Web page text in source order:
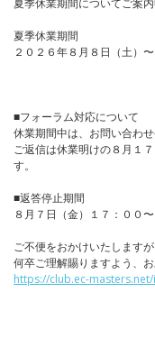
夏季休業期間
２０２６年８月８日（土）〜
■フォーラム対応について
休業期間中は、お問い合わ
ご返信は休業明けの８月１
す。
■返答停止期間
８月７日（金）１７：００
ご不便をおかけいたしますが
何卒ご理解賜りますよう、お
https://club.ec-